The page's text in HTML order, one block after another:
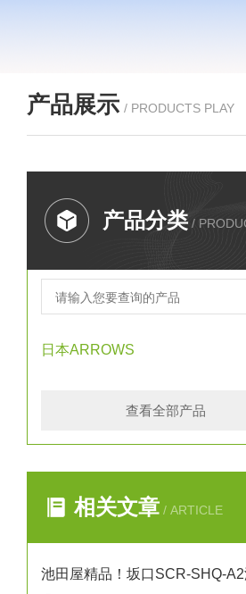
产品展示 / PRODUCTS PLAY
产品分类 /
日本ARROWS
查看全部产品
相关文章 / ARTICLE